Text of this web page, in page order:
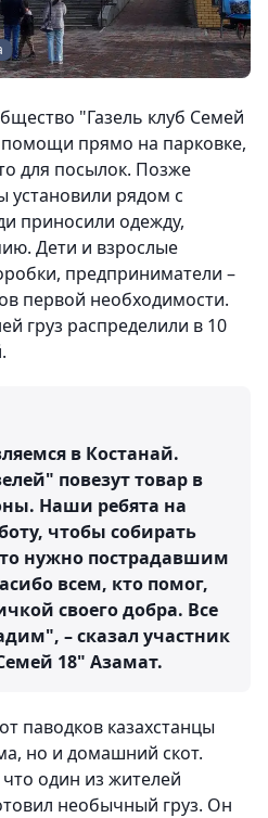
"Газель клуб Семей
прямо на парковке,
для посылок. Позже
установили рядом с
приносили одежду,
Дети и взрослые
предприниматели –
первой необходимости.
груз распределили в 10
в Костанай.
повезут товар в
Наши ребята на
чтобы собирать
нужно пострадавшим
всем, кто помог,
своего добра. Все
– сказал участник
18" Азамат.
паводков казахстанцы
но и домашний скот.
один из жителей
необычный груз. Он